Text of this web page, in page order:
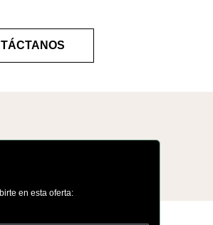
en esta oferta: